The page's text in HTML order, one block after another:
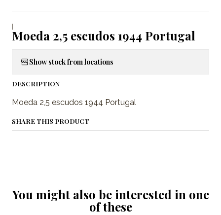
|
Moeda 2,5 escudos 1944 Portugal
Show stock from locations
DESCRIPTION
Moeda 2,5 escudos 1944 Portugal
SHARE THIS PRODUCT
You might also be interested in one
of these